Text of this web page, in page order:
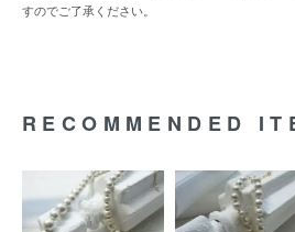
すのでご了承ください。
RECOMMENDED